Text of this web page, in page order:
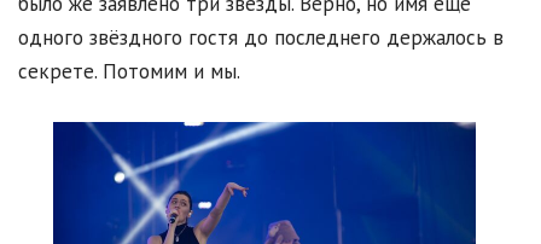
одного звёздного гостя до последнего держалось в
секрете. Потомим и мы.